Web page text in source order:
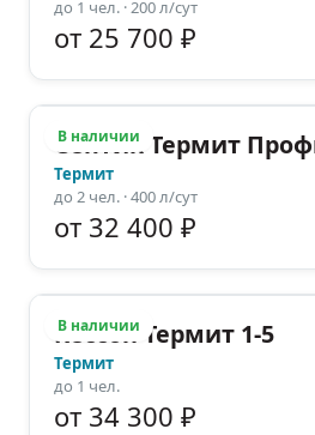
до 1 чел. · 200 л/сут
от 25 700 ₽
В наличии
Септик Термит
Термит
до 2 чел. · 400 л/сут
от 32 400 ₽
В наличии
Кессон Термит 1-5
Термит
до 1 чел.
от 34 300 ₽